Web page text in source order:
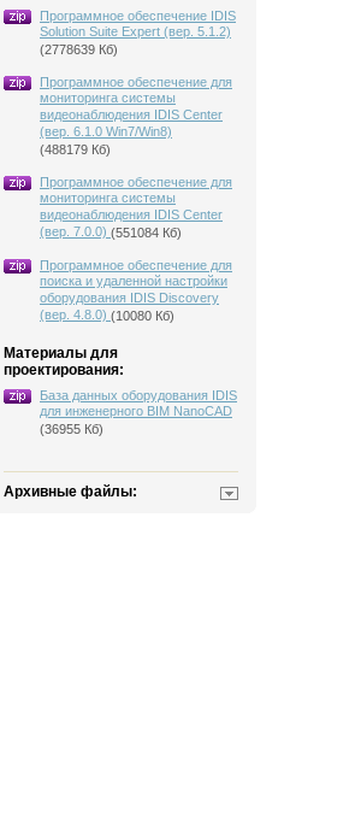
Программное обеспечение IDIS
Solution Suite Expert (вер. 5.1.2)
(2778639 Кб)
Программное обеспечение для
мониторинга системы
видеонаблюдения IDIS Center
(вер. 6.1.0 Win7/Win8)
(488179 Кб)
Программное обеспечение для
мониторинга системы
видеонаблюдения IDIS Center
(вер. 7.0.0) (551084 Кб)
Программное обеспечение для
поиска и удаленной настройки
оборудования IDIS Discovery
(вер. 4.8.0) (10080 Кб)
Материалы для
проектирования:
База данных оборудования IDIS
для инженерного BIM NanoCAD
(36955 Кб)
Архивные файлы: